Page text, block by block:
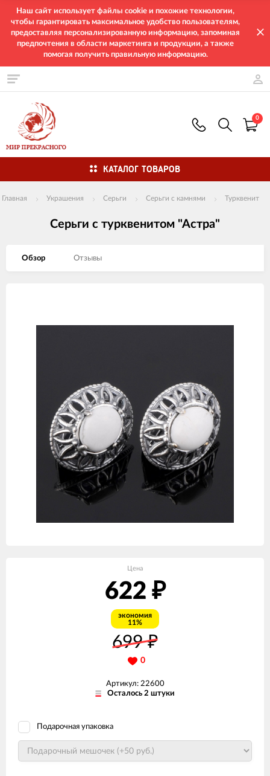
Наш сайт использует файлы cookie и похожие технологии,
чтобы гарантировать максимальное удобство пользователям,
предоставляя персонализированную информацию, запоминая
предпочтения в области маркетинга и продукции, а также
помогая получить правильную информацию.
0
КАТАЛОГ ТОВАРОВ
Главная Украшения Серьги Серьги с камнями Турквенит
Серьги с турквенитом "Астра"
Обзор Отзывы
Цена
622 ₽
экономия
11%
699₽
0
Артикул: 22600
Осталось 2 штуки
Подарочная упаковка